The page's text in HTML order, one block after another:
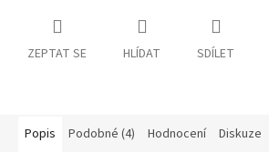
ZEPTAT SE HLÍDAT SDÍLET
Popis Podobné (4) Hodnocení Diskuze